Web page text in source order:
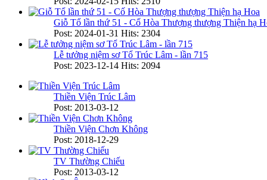
Giỗ Tổ lần thứ 51 - Cố Hòa Thượng thượng Thiện hạ
Post: 2024-01-31 Hits: 2304
Lễ tưởng niệm sơ Tổ Trúc Lâm - lần 715
Post: 2023-12-14 Hits: 2094
Thiền Viện Trúc Lâm
Post: 2013-03-12
Thiền Viện Chơn Không
Post: 2018-12-29
TV Thường Chiếu
Post: 2013-03-12